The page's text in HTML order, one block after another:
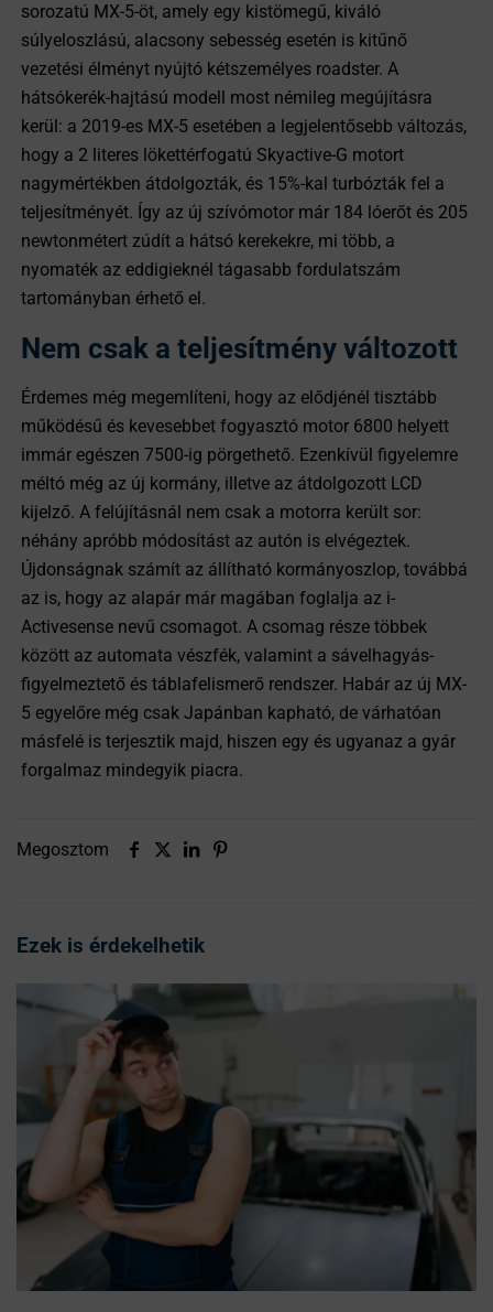
sorozatú MX-5-öt, amely egy kistömegű, kiváló
súlyeloszlású, alacsony sebesség esetén is kitűnő
vezetési élményt nyújtó kétszemélyes roadster. A
hátsókerék-hajtású modell most némileg megújításra
kerül: a 2019-es MX-5 esetében a legjelentősebb változás,
hogy a 2 literes lökettérfogatú Skyactive-G motort
nagymértékben átdolgozták, és 15%-kal turbózták fel a
teljesítményét. Így az új szívómotor már 184 lóerőt és 205
newtonmétert zúdít a hátsó kerekekre, mi több, a
nyomaték az eddigieknél tágasabb fordulatszám
tartományban érhető el.
Nem csak a teljesítmény változott
Érdemes még megemlíteni, hogy az elődjénél tisztább
működésű és kevesebbet fogyasztó motor 6800 helyett
immár egészen 7500-ig pörgethető. Ezenkívül figyelemre
méltó még az új kormány, illetve az átdolgozott LCD
kijelző. A felújításnál nem csak a motorra került sor:
néhány apróbb módosítást az autón is elvégeztek.
Újdonságnak számít az állítható kormányoszlop, továbbá
az is, hogy az alapár már magában foglalja az i-
Activesense nevű csomagot. A csomag része többek
között az automata vészfék, valamint a sávelhagyás-
figyelmeztető és táblafelismerő rendszer. Habár az új MX-
5 egyelőre még csak Japánban kapható, de várhatóan
másfelé is terjesztik majd, hiszen egy és ugyanaz a gyár
forgalmaz mindegyik piacra.
Megosztom
Ezek is érdekelhetik